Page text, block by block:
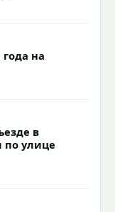
на
в
по улице